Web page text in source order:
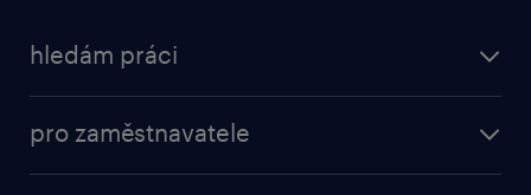
hledám práci
pro zaměstnavatele